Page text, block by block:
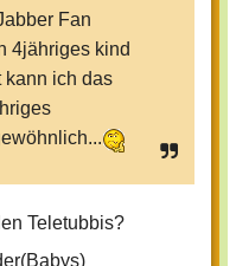
Fan
4jähriges kind
kann ich das
Teletubbis?